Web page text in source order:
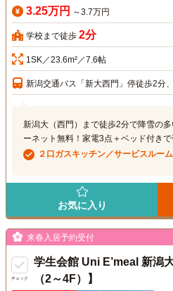
3.25万円 ～3.7万円
学校まで徒歩 2分
1SK／23.6m²／7.6帖
新潟交通バス「新大西門」停徒歩2分
新潟大（西門）まで徒歩2分で降雪の
ーネット無料！家電3点＋ベッド付き
２口ガスキッチン／サービスルー
お気に入り
チェック
来春入居予約受付
学生会館 Uni E’meal 新潟
（2～4F）】